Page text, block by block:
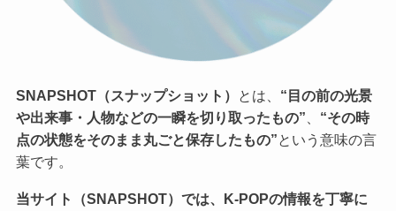
SNAPSHOT（スナップショット） とは、 “目の前の光景
や出来事・人物などの一瞬を切り取ったもの”
“その時
点の状態をそのまま丸ごと保存したもの”という意味の言
葉です。
当サイト（SNAPSHOT）では、K-POPの情報を丁寧に